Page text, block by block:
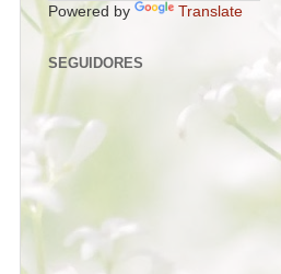
Powered by Translate
SEGUIDORES